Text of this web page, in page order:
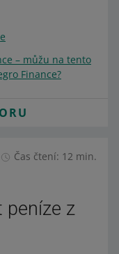
– můžu na tento
Finance?
Čas čtení: 12 min.
peníze z